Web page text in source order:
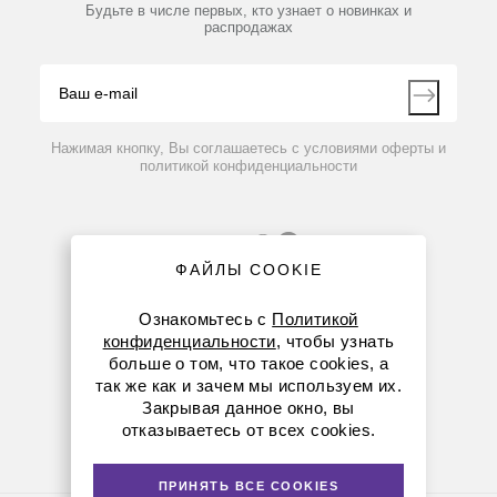
Производители
Партнеры
Контакты
Будьте в числе первых, кто узнает о новинках и
распродажах
Нажимая кнопку, Вы соглашаетесь с условиями оферты и
политикой конфиденциальности
8 (800) 234-05-08
(+374 94) 010173
ФАЙЛЫ COOKIE
Ознакомьтесь с Политикой
конфиденциальности, чтобы узнать
больше о том, что такое cookies, а
так же как и зачем мы используем их.
Закрывая данное окно, вы
отказываетесь от всех cookies.
ПРИНЯТЬ ВСЕ COOKIES